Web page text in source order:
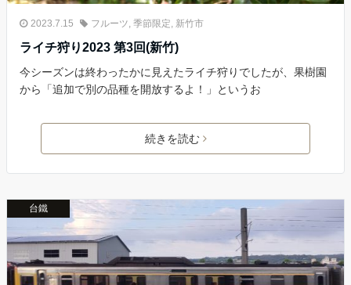
2023.7.15 フルーツ 季節限定 新竹市
ライチ狩り2023 第3回(新竹)
今シーズンは終わったかに見えたライチ狩りでしたが、果樹園
から「追加で別の品種を開放するよ！」というお
続きを読む
台鐵